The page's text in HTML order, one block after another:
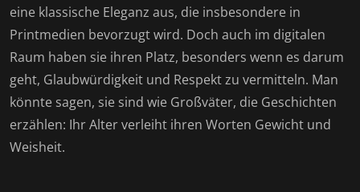
eine klassische Eleganz aus, die insbesondere in
Printmedien bevorzugt wird. Doch auch im digitalen
Raum haben sie ihren Platz, besonders wenn es darum
geht, Glaubwürdigkeit und Respekt zu vermitteln. Man
könnte sagen, sie sind wie Großväter, die Geschichten
erzählen: Ihr Alter verleiht ihren Worten Gewicht und
Weisheit.